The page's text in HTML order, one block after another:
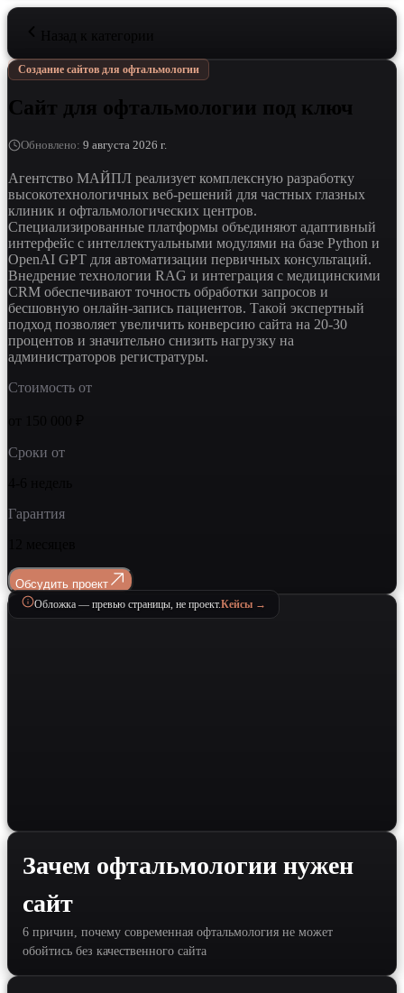
Создание сайтов для офтальмологии
Сайт для офтальмологии под ключ
Обновлено: 9 августа 2026 г.
Агентство МАЙПЛ реализует комплексную разработку
высокотехнологичных веб-решений для частных глазных
клиник и офтальмологических центров.
Специализированные платформы объединяют адаптивный
интерфейс с интеллектуальными модулями на базе Python и
OpenAI GPT для автоматизации первичных консультаций.
Внедрение технологии RAG и интеграция с медицинскими
CRM обеспечивают точность обработки запросов и
бесшовную онлайн-запись пациентов. Такой экспертный
подход позволяет увеличить конверсию сайта на 20-30
процентов и значительно снизить нагрузку на
администраторов регистратуры.
Стоимость от
Сроки от
Гарантия
Обсудить проект
Обложка — превью страницы, не проект.Кейсы →
Зачем офтальмологии нужен
сайт
6 причин, почему современная офтальмология не может
обойтись без качественного сайта